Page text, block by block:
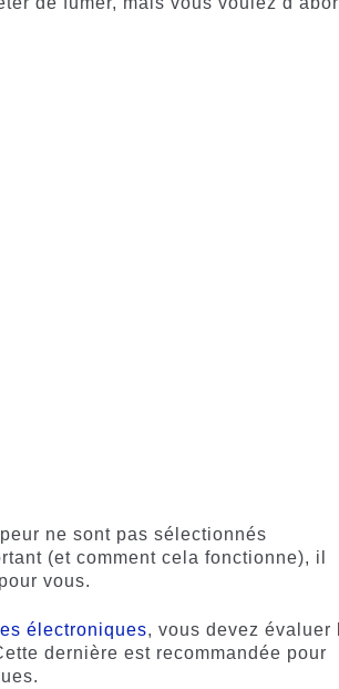
ne sont pas sélectionnés
(et comment cela fonctionne), il
vous.
électroniques, vous devez évaluer
dernière est recommandée pour